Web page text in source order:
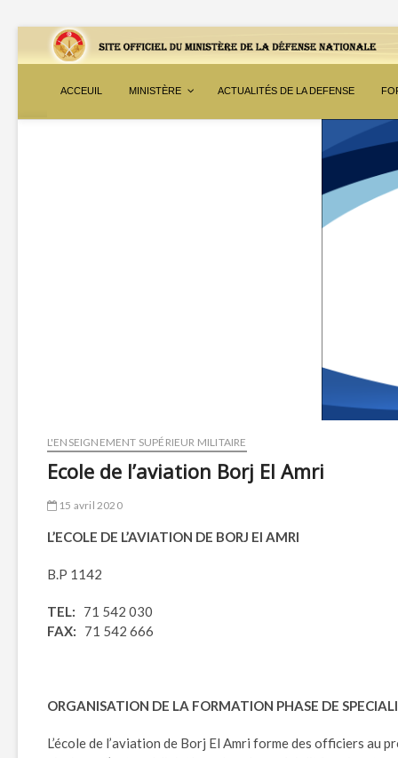
ACCEUIL MINISTÈRE ACTUALITÉS DE LA DEFENSE
L'ENSEIGNEMENT SUPÉRIEUR MILITAIRE
Ecole de l’aviation Borj El Amri
15 avril 2020
L’ECOLE DE L’AVIATION DE BORJ El AMRI
B.P 1142
TEL:
71 542 030
FAX:
71 542 666
ORGANISATION DE LA FORMATION PHASE DE
L’école de l’aviation de Borj El Amri forme des officiers au